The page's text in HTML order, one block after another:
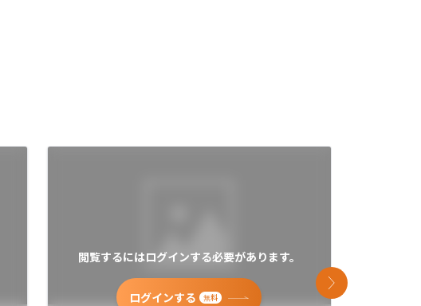
閲覧するにはログインする必要があります。
ログインする 無料
次のスライド